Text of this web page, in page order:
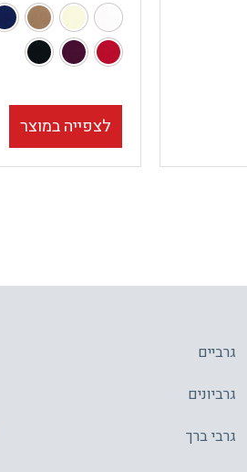
לצפייה במוצר
גרביים
גרביונים
גרבי ברך